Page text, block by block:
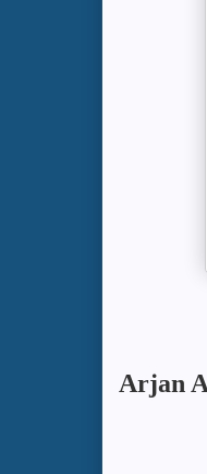
Arjan